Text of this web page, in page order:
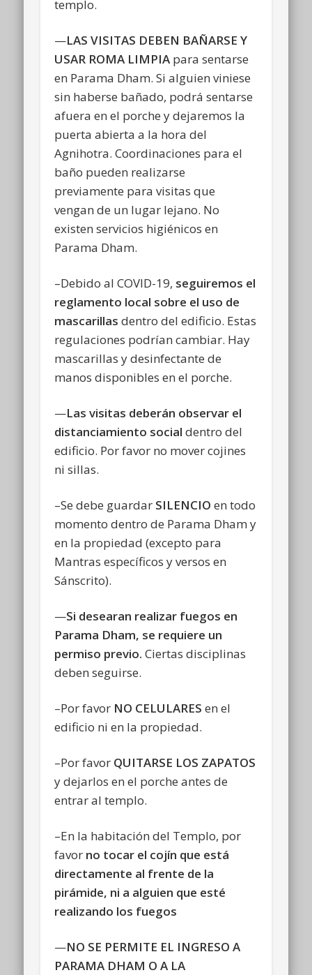
templo.
—LAS VISITAS DEBEN BAÑARSE Y
USAR ROMA LIMPIA para sentarse
en Parama Dham. Si alguien viniese
sin haberse bañado, podrá sentarse
afuera en el porche y dejaremos la
puerta abierta a la hora del
Agnihotra. Coordinaciones para el
baño pueden realizarse
previamente para visitas que
vengan de un lugar lejano. No
existen servicios higiénicos en
Parama Dham.
–Debido al COVID-19, seguiremos el
reglamento local sobre el uso de
mascarillas dentro del edificio. Estas
regulaciones podrían cambiar. Hay
mascarillas y desinfectante de
manos disponibles en el porche.
—Las visitas deberán observar el
distanciamiento social dentro del
edificio. Por favor no mover cojines
ni sillas.
–Se debe guardar SILENCIO en todo
momento dentro de Parama Dham y
en la propiedad (excepto para
Mantras específicos y versos en
Sánscrito).
—Si desearan realizar fuegos en
Parama Dham, se requiere un
permiso previo. Ciertas disciplinas
deben seguirse.
–Por favor NO CELULARES en el
edificio ni en la propiedad.
–Por favor QUITARSE LOS ZAPATOS
y dejarlos en el porche antes de
entrar al templo.
–En la habitación del Templo, por
favor no tocar el cojín que está
directamente al frente de la
pirámide, ni a alguien que esté
realizando los fuegos
—NO SE PERMITE EL INGRESO A
PARAMA DHAM O A LA